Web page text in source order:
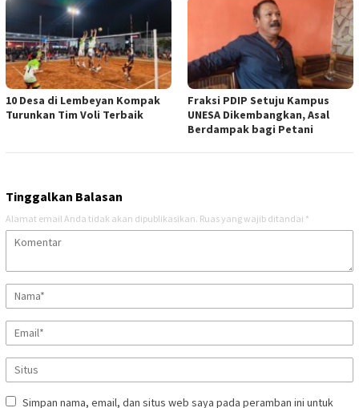
10 Desa di Lembeyan Kompak
Turunkan Tim Voli Terbaik
Fraksi PDIP Setuju Kampus
UNESA Dikembangkan, Asal
Berdampak bagi Petani
Tinggalkan Balasan
Alamat email Anda tidak akan dipublikasikan. Ruas yang wajib ditandai *
Simpan nama, email, dan situs web saya pada peramban ini untuk